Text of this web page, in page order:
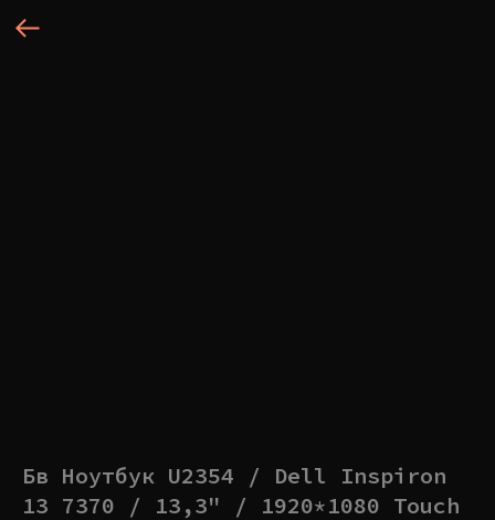
Бв Ноутбук U2354 / Dell Inspiron
13 7370 / 13,3" / 1920*1080 Touch